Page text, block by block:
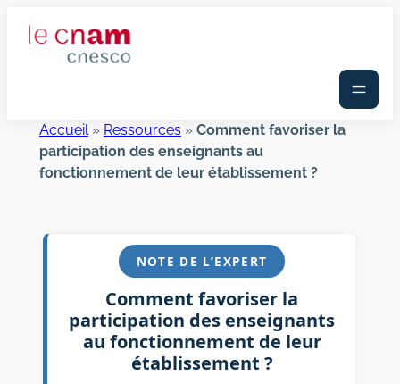
Accueil» Ressources» Comment favoriser la
participation des enseignants au
fonctionnement de leur établissement ?
NOTE DE L’EXPERT
Comment favoriser la
participation des enseignants
au fonctionnement de leur
établissement ?